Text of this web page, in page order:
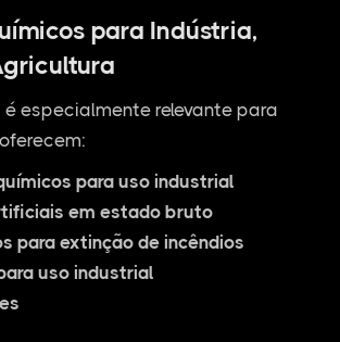
para Indústria,
especialmente relevante para
para uso industrial
em estado bruto
para extinção de incêndios
uso industrial